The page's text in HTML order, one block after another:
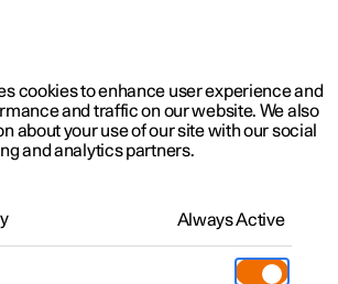
til privatkunder
Softwareopdateringer
cookies to enhance user experience and
and traffic on our website. We also
about your use of our site with our social
and analytics partners.
Always Active